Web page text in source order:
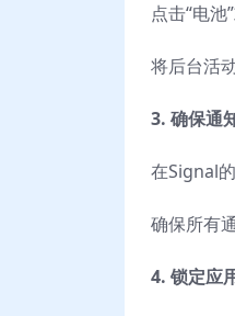
点击“电池
将后台活
3. 确保通
在Signal
确保所有
4. 锁定应